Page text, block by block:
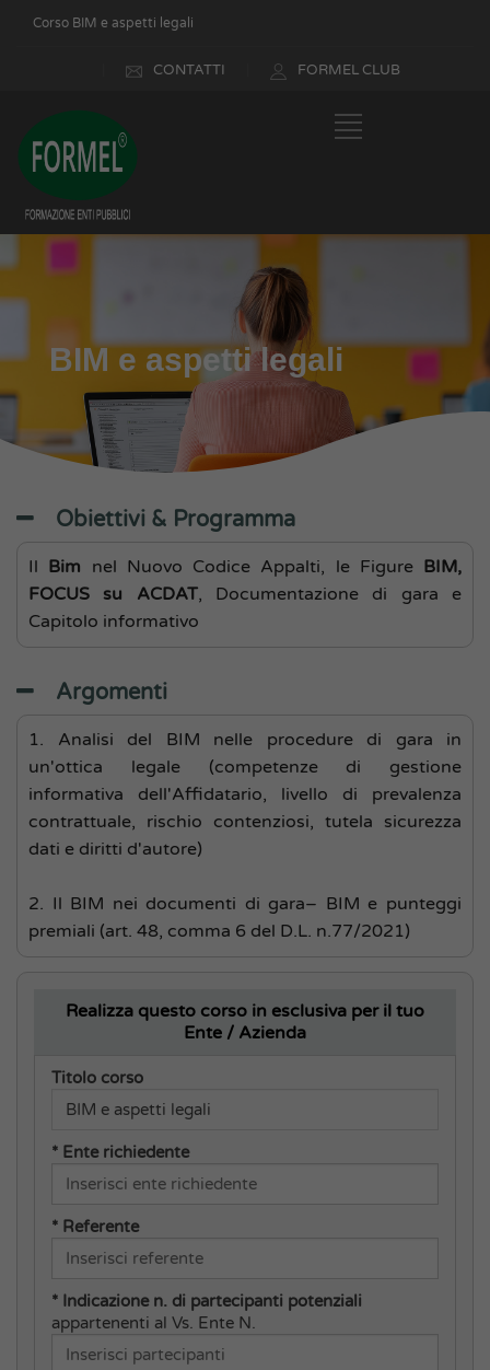
Corso BIM e aspetti legali
CONTATTI FORMEL CLUB
BIM e aspetti legali
Obiettivi & Programma
Il Bim nel Nuovo Codice Appalti, le Figure BIM,
FOCUS su ACDAT, Documentazione di gara e
Capitolo informativo
Argomenti
1. Analisi del BIM nelle procedure di gara in
un'ottica legale (competenze di gestione
informativa dell'Affidatario, livello di prevalenza
contrattuale, rischio contenziosi, tutela sicurezza
dati e diritti d'autore)
2. Il BIM nei documenti di gara– BIM e punteggi
premiali (art. 48, comma 6 del D.L. n.77/2021)
Destinatari
gestione di appalti
Codice Corso: 2025C634
Realizza questo corso in esclusiva per il tuo
Ente / Azienda
Titolo corso
* Ente richiedente
* Referente
* Indicazione n. di partecipanti potenziali
appartenenti al Vs. Ente N.